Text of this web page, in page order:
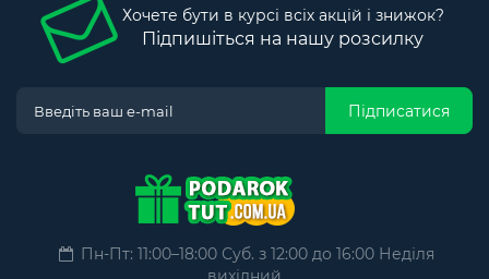
Хочете бути в курсі всіх акцій і знижок?
Підпишіться на нашу розсилку
Підписатися
Пн-Пт: 11:00–18:00 Суб. з 12:00 до 16:00 Неділя